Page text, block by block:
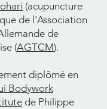
(acupuncture
de l'Association
de
(AGTCM).
diplômé en
Bodywork
de Philippe